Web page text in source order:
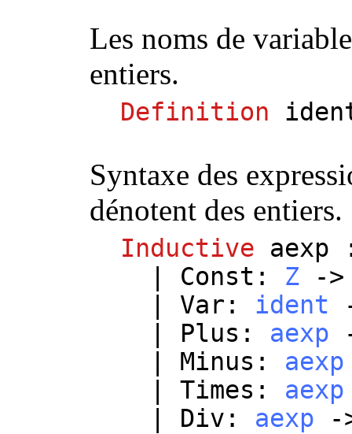
Les noms de
entiers.
Definition
Syntaxe des
dénotent des entiers.
Inductive aexp
Const : Z-
Var : ident
Plus : aexp
Minus : aexp
Times : aexp
Div : aexp -